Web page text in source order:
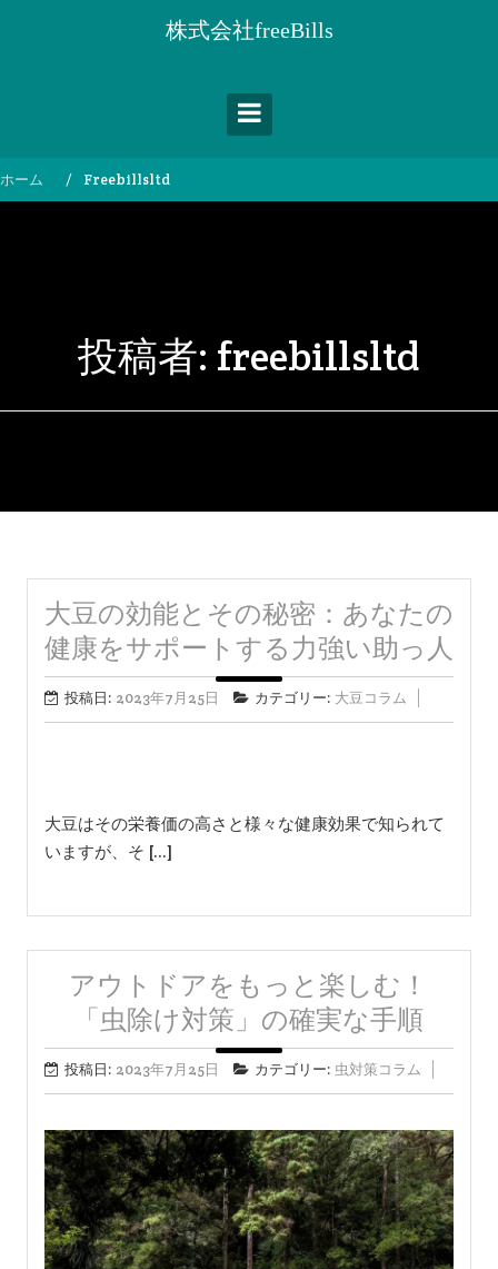
ス
キ
株式会社freeBills
ホーム Freebillsltd
投稿者: freebillsltd
大豆の効能とその秘密：あなたの
健康をサポートする力強い助っ人
投稿日: 2023年7月25日 カテゴリー: 大豆コラム
大豆はその栄養価の高さと様々な健康効果で知られて
いますが、そ […]
アウトドアをもっと楽しむ！
「虫除け対策」の確実な手順
投稿日: 2023年7月25日 カテゴリー: 虫対策コラム